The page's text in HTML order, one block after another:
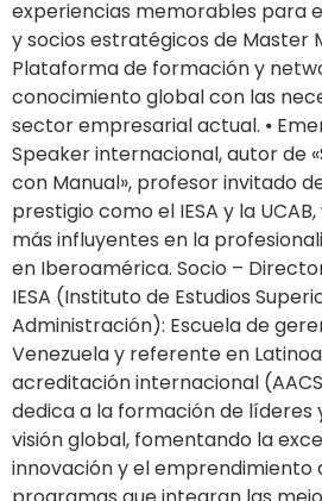
experiencias memorables para
y socios estratégicos de Master
Plataforma de formación y
conocimiento global con las
sector empresarial actual. ⦁
Speaker internacional, autor de
con Manual», profesor invitado
prestigio como el IESA y la
más influyentes en la
en Iberoamérica. Socio –
IESA (Instituto de Estudios
Administración): Escuela de
Venezuela y referente en
acreditación internacional
dedica a la formación de líderes
visión global, fomentando la
innovación y el emprendimiento